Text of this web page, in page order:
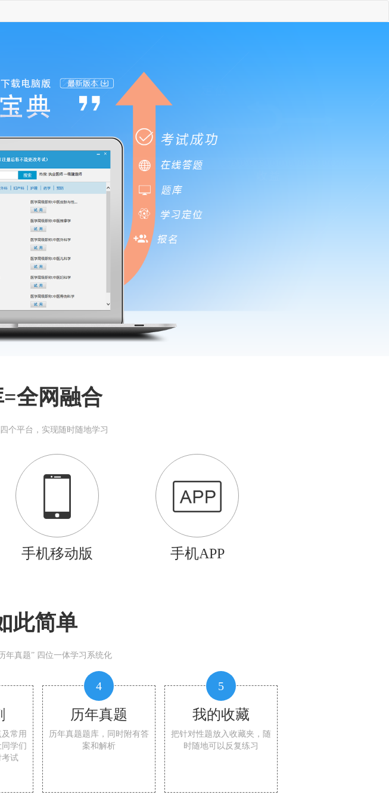
全网融合
个平台，实现随时随地学习
手机移动版 手机APP
此简单
年真题” 四位一体学习系统化
常用
学们
考试
4
历年真题
历年真题题库，同时附有答
案和解析
5
我的收藏
把针对性题放入收藏夹，随
时随地可以反复练习